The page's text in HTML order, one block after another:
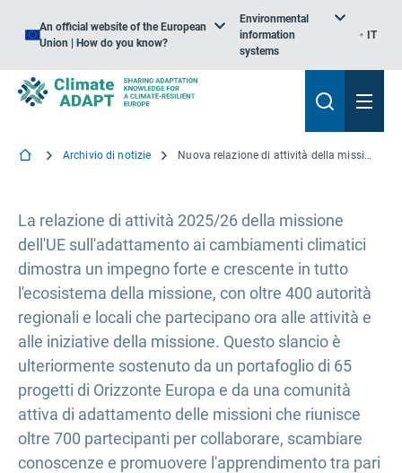
An official website of the European
Union | How do you know?
Environmental
information
systems
IT
Archivio di notizie Nuova relazione di attività della missione dell'UE sull'adattamento ai cambiamenti climatici
La relazione di attività 2025/26 della missione
dell'UE sull'adattamento ai cambiamenti climatici
dimostra un impegno forte e crescente in tutto
l'ecosistema della missione, con oltre 400 autorità
regionali e locali che partecipano ora alle attività e
alle iniziative della missione. Questo slancio è
ulteriormente sostenuto da un portafoglio di 65
progetti di Orizzonte Europa e da una comunità
attiva di adattamento delle missioni che riunisce
oltre 700 partecipanti per collaborare, scambiare
conoscenze e promuovere l'apprendimento tra pari